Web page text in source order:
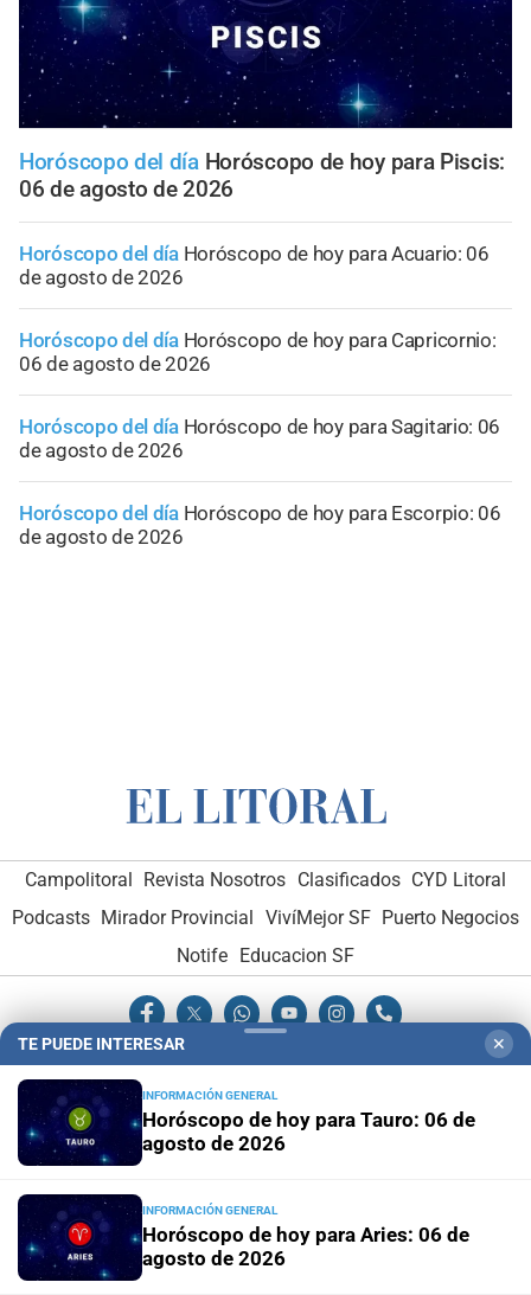
Horóscopo del día Horóscopo de hoy para Piscis:
06 de agosto de 2026
Horóscopo del día Horóscopo de hoy para Acuario: 06
de agosto de 2026
Horóscopo del día Horóscopo de hoy para Capricornio:
06 de agosto de 2026
Horóscopo del día Horóscopo de hoy para Sagitario: 06
de agosto de 2026
Horóscopo del día Horóscopo de hoy para Escorpio: 06
de agosto de 2026
Campolitoral Revista Nosotros Clasificados CYD Litoral
Podcasts Mirador Provincial VivíMejor SF Puerto Negocios
Notife
Educacion SF
Hemeroteca Digital (1930-1979) - Receptorías de avisos
Administración y Publicidad
Opcionales con El Litoral
El Litoral es miembro de:
TE PUEDE INTERESAR ✕
INFORMACIÓN GENERAL
Horóscopo de hoy para Tauro: 06 de
agosto de 2026
INFORMACIÓN GENERAL
Horóscopo de hoy para Aries: 06 de
agosto de 2026